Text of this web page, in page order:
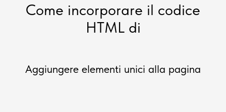
Come incorporare il codice
HTML di
Aggiungere elementi unici alla pagina